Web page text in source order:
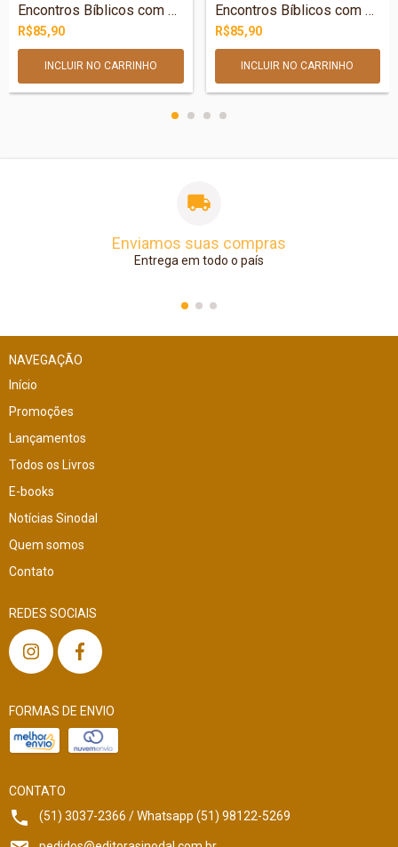
Encontros Bíblicos com Crianças - v. 2
R$85,90
Encontros Bíblicos com Crianças - v. 5
R$85,90
Enviamos suas compras
Entrega em todo o país
NAVEGAÇÃO
Início
Promoções
Lançamentos
Todos os Livros
E-books
Notícias Sinodal
Quem somos
Contato
REDES SOCIAIS
FORMAS DE ENVIO
CONTATO
(51) 3037-2366 / Whatsapp (51) 98122-5269